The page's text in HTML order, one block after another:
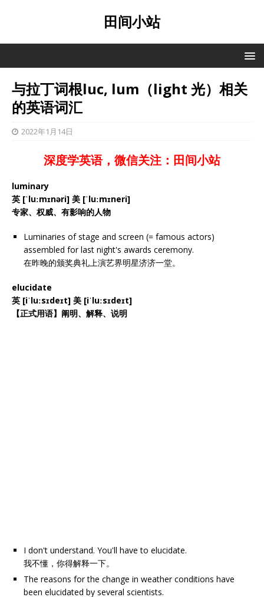
田间小站
与拉丁词根luc, lum（light 光）相关
的英语词汇
2022年1月14日
深度学英语，微信关注：田间小站
luminary
英 [ˈluːmɪnəri] 美 [ˈluːmɪneri]
专家、权威、有影响的人物
Luminaries of stage and screen (= famous actors)
assembled for last night's awards ceremony.
在昨晚的颁奖典礼上演艺界明星济济一堂。
elucidate
英 [iˈluːsɪdeɪt] 美 [iˈluːsɪdeɪt]
【正式用语】阐明、解释、说明
I don't understand. You'll have to elucidate.
我不懂，你得解释一下。
The reasons for the change in weather conditions have
been elucidated by several scientists.